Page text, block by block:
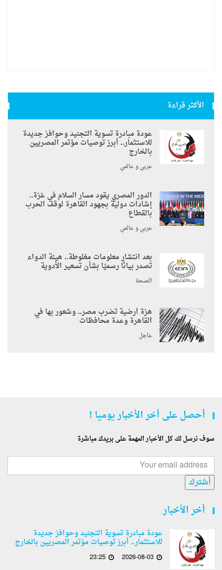
الأكثر قراءة
عودة مبادرة تسوية التجنيد وحوافز جديدة
للاستثمار.. أبرز توصيات مؤتمر المصريين
بالخارج
عربي و عالمي
الدور المصري يقود مسار السلام في غزة..
إشادات دولية بجهود القاهرة لوقف الحرب
بالقطاع
عربي و عالمي
بعد انتشار معلومات مغلوطة.. هيئة الدواء
تصدر بيانًا رسميًا بشأن تسعير الأدوية
الصحة
هزة أرضية تضرب مصر.. وشعور بها في
القاهرة وعدة محافظات
عاجل
أحصل على أخر الأخبار يوميا !
سوف نرسل لك كل الأخبار المهمة على بريدك مباشرة
أشترك
أخر الأخبار
عودة مبادرة تسوية التجنيد وحوافز جديدة
للاستثمار.. أبرز توصيات مؤتمر المصريين بالخارج
2026-08-03
23:25